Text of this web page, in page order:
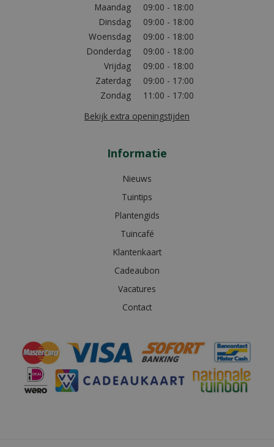
Maandag
09:00 - 18:00
Dinsdag
09:00 - 18:00
Woensdag
09:00 - 18:00
Donderdag
09:00 - 18:00
Vrijdag
09:00 - 18:00
Zaterdag
09:00 - 17:00
Zondag
11:00 - 17:00
Bekijk extra openingstijden
Informatie
Nieuws
Tuintips
Plantengids
Tuincafé
Klantenkaart
Cadeaubon
Vacatures
Contact